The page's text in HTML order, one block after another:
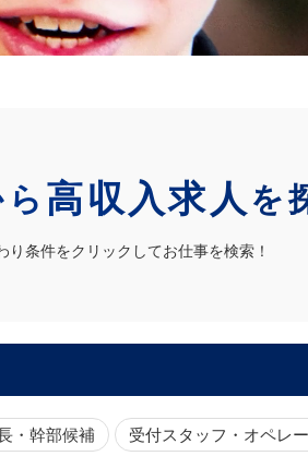
高収入求人 を
り条件をクリックしてお仕事を検索！
・幹部候補 受付スタッフ・オペレ